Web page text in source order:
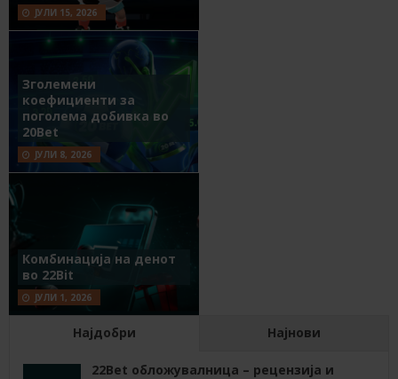
ЈУЛИ 15, 2026
Зголемени
коефициенти за
поголема добивка во
20Bet
ЈУЛИ 8, 2026
Комбинација на денот
во 22Bit
ЈУЛИ 1, 2026
Најдобри Најнови
22Bet обложувалница – рецензија и